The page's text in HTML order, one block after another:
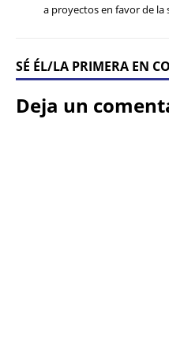
a proyectos en favor de la
SÉ ÉL/LA PRIMERA EN
Deja un